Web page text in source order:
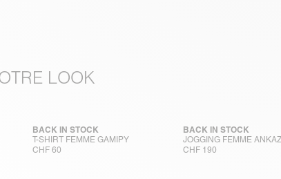
LOOK
T-SHIRT FEMME GAMIPY
BACK IN STOCK
CHF 60
JOGGING FEMME ANKAZ
BACK IN STOCK
CHF 190